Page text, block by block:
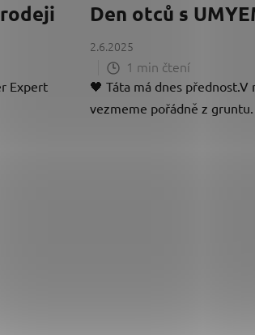
Expert
Den otců s
2.6.2025
1 min čtení
🖤 Táta má dnes
vezmeme pořádně z gruntu.